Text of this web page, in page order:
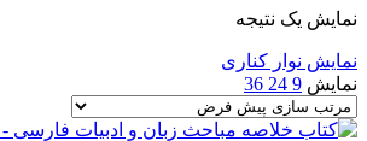
نمایش یک نتیجه
نمایش نوار کناری
نمایش 9
24
36